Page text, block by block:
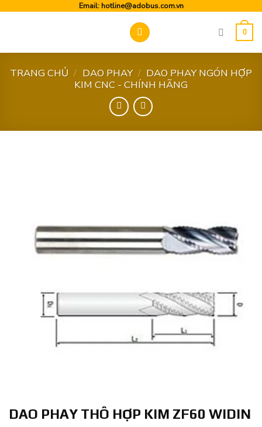
Email: hotline@adobus.com.vn
0
TRANG CHỦ / DAO PHAY / DAO PHAY NGÓN HỢP
KIM CNC - CHÍNH HÃNG
DAO PHAY THÔ HỢP KIM ZF60 WIDIN